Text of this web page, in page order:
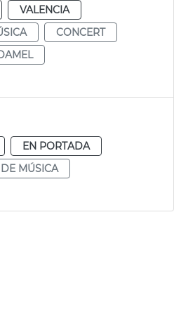
VALENCIA
CONCERT
EN PORTADA
MÚSICA